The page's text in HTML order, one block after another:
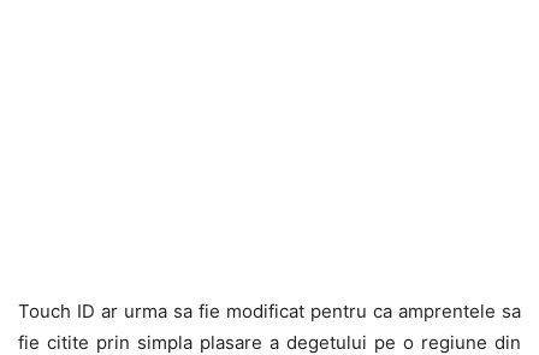
Touch ID ar urma sa fie modificat pentru ca amprentele sa
fie citite prin simpla plasare a degetului pe o regiune din